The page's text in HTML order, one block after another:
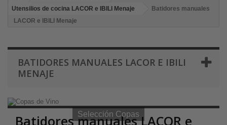
Utensilios de cocina LACOR e IBILI Menaje
Batidores manuales
LACOR e IBILI Menaje
BATIDORES MANUALES LACOR E IBILI
MENAJE
Selección Copas de Vino y Champagne
Selección Copas
Batidores manuales LACOR e